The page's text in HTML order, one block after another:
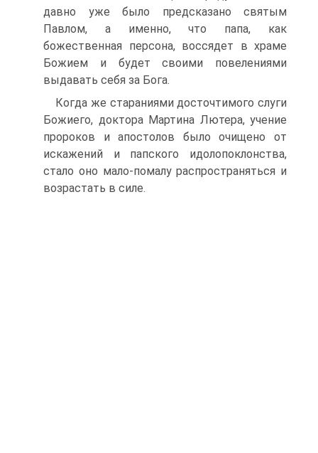
давно уже было предсказано святым
Павлом, а именно, что папа, как
божественная персона, воссядет в храме
Божием и будет своими повелениями
выдавать себя за Бога.
Когда же стараниями досточтимого слуги
Божиего, доктора Мартина Лютера, учение
пророков и апостолов было очищено от
искажений и папского идолопоклонства,
стало оно мало-помалу распространяться и
возрастать в силе.